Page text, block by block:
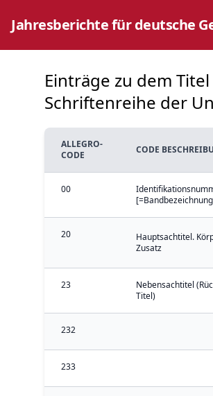
Jahresberichte für deutsche
Einträge zu dem
Schriftenreihe der
ALLEGRO-
CODE
CODE
00
20
Hauptsachtitel.
Zusatz
23
Nebensachtitel
Titel)
232
233